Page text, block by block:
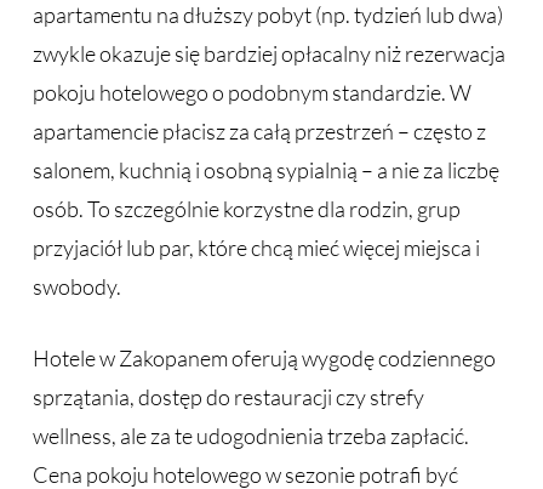
apartamentu na dłuższy pobyt (np. tydzień lub dwa)
zwykle okazuje się bardziej opłacalny niż rezerwacja
pokoju hotelowego o podobnym standardzie. W
apartamencie płacisz za całą przestrzeń – często z
salonem, kuchnią i osobną sypialnią – a nie za liczbę
osób. To szczególnie korzystne dla rodzin, grup
przyjaciół lub par, które chcą mieć więcej miejsca i
swobody.
Hotele w Zakopanem oferują wygodę codziennego
sprzątania, dostęp do restauracji czy strefy
wellness, ale za te udogodnienia trzeba zapłacić.
Cena pokoju hotelowego w sezonie potrafi być